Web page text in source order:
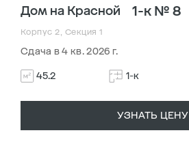
Дом на Красной 1-к № 8
Корпус 2, Секция 1
Сдача в 4 кв. 2026 г.
45.2 1-к
УЗНАТЬ ЦЕНУ